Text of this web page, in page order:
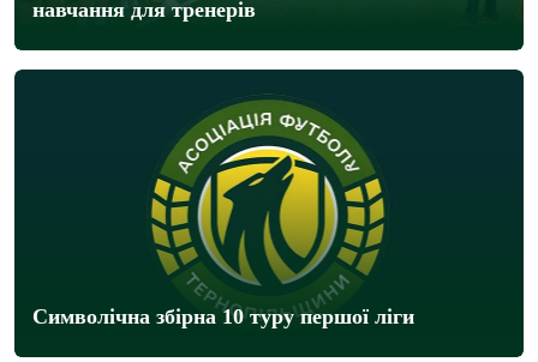
навчання для тренерів
Символічна збірна 10 туру першої ліги